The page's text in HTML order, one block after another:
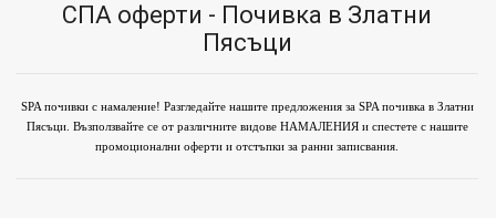
СПА оферти - Почивка в Златни
Пясъци
SPA почивки с намаление! Разгледайте нашите предложения за SPA почивка в Златни
Пясъци. Възползвайте се от различните видове НАМАЛЕНИЯ и спестете с нашите
промоционални оферти и отстъпки за ранни записвания.